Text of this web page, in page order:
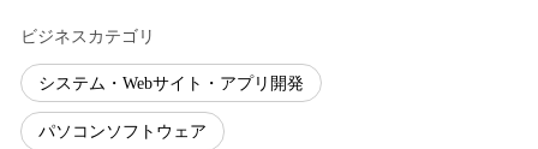
ビジネスカテゴリ
システム・Webサイト・アプリ開発
パソコンソフトウェア